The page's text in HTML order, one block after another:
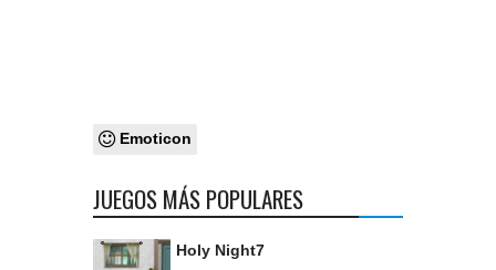
Emoticon
JUEGOS MÁS POPULARES
Holy Night7